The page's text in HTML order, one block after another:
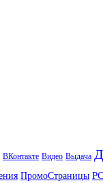
ВКонтакте Видео Выдача
ПромоСтраницы